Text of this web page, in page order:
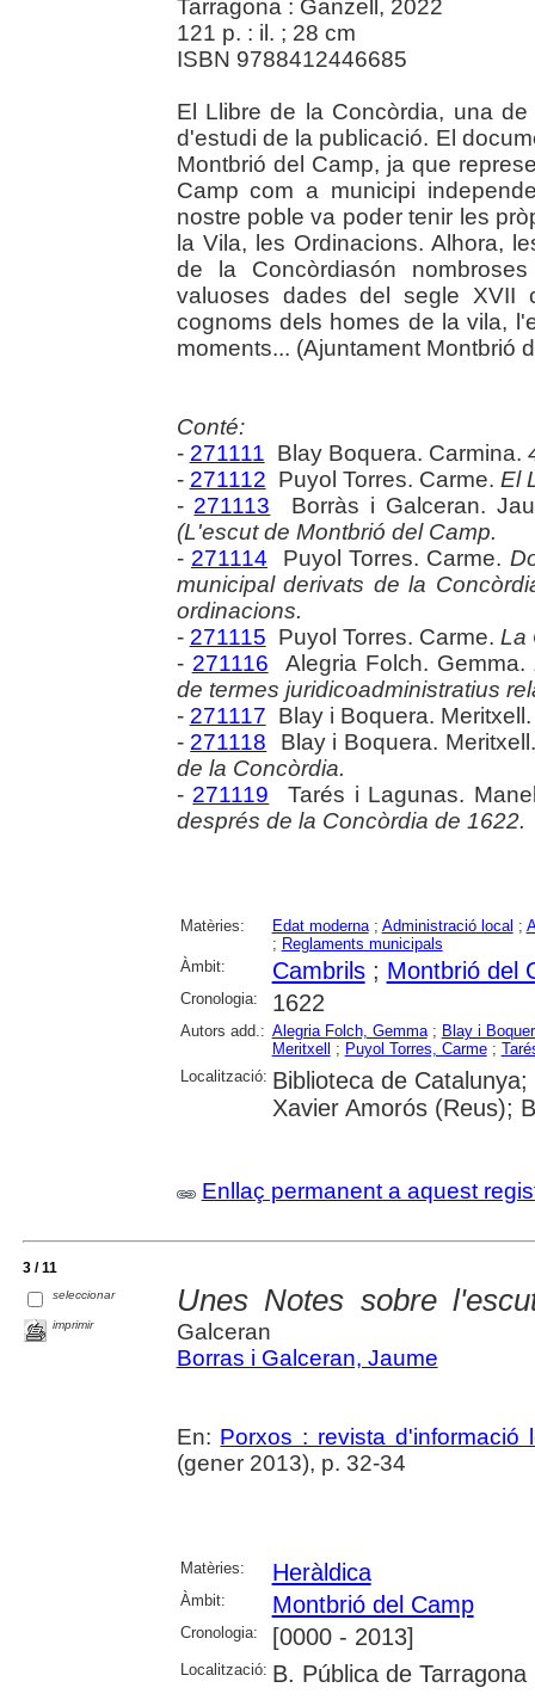
Tarragona : Ganzell, 2022
121 p. : il. ; 28 cm
ISBN 9788412446685
El Llibre de la Concòrdia, una
d'estudi de la publicació. El
Montbrió del Camp, ja que
Camp com a municipi
nostre poble va poder tenir les
la Vila, les Ordinacions. Alhora,
de la Concòrdiasón
valuoses dades del segle XVII
cognoms dels homes de la vila,
moments... (Ajuntament Montbrió
Conté:
- 271111 Blay Boquera. Carmina.
- 271112 Puyol Torres. Carme. El
- 271113 Borràs i Galceran.
(L'escut de Montbrió del Camp.
- 271114 Puyol Torres. Carme.
municipal derivats de la
ordinacions.
- 271115 Puyol Torres. Carme. La
- 271116 Alegria Folch. Gemma.
de termes juridicoadministratius
- 271117 Blay i Boquera.
- 271118 Blay i Boquera.
de la Concòrdia.
- 271119 Tarés i Lagunas.
després de la Concòrdia de 1622.
Matèries: Edat moderna; Administració local ;
; Reglaments municipals
Àmbit:
Cambrils; Montbrió del
Cronologia: 1622
Autors add.: Alegria Folch, Gemma; Blay i
Meritxell
; Puyol Torres, Carme;
Localització: Biblioteca de
Xavier Amorós (Reus);
Enllaç permanent a aquest
3 / 11
seleccionar
imprimir
Unes Notes sobre
Galceran
Borras i Galceran, Jaume
En: Porxos : revista d'informació
(gener 2013), p. 32-34
Matèries: Heràldica
Àmbit: Montbrió del Camp
Cronologia: [0000 - 2013]
Localització: B. Pública de Tarragona